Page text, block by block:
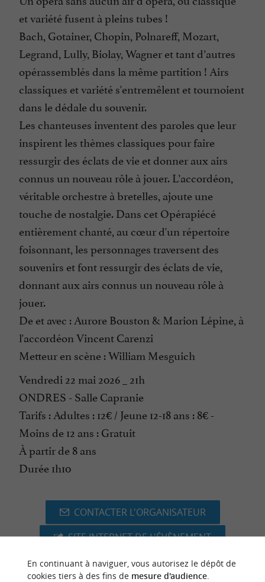
et variété fusent à pleins tubes !
Bach, Gotainer, Chopin, Polnareff, Mozart,
Legrand, Lully, Biolay, Wagner et tant d’autres
opérassemblés dans la même partition ! Airs
classiques et variété s'entremêlent et tournoient
dans le dédale du souvenir.
Les chanteuses inventent des paroles que leur
inspirent les thèmes classiques pour faire
ressurgir des éclats de vie et donner aux airs
connus un nouveau rôle à jouer. L’accordéon,
véritable orchestre à bretelles, ajoute une
touche de nostalgie. Dans cet Opérapiécé
entièrement chanté, au cœur d'un répertoire
foisonnant, les personnages traversent des
souvenirs et font ressurgir des éclats de vie,
donnant aux airs connus un nouveau rôle à
jouer.
De et avec : Aurore Bouston & Marion Lépine, à
l'accordéon Vincent Carenzi
Metteur en scène : William Mesguich
Vendredi 22 mai 2026 _ 21h
ONDRES - Salle Capranie
Tarifs : Adultes : 12€ / Jeune 12-18 ans : 8€ -
Moins de 12 ans : Gratuit
À partir de 8 ans
Durée 1h10
CONTACTER L'ORGANISATEUR
SITE INTERNET DE L'ÉVÈNEMENT
En continuant à naviguer, vous autorisez le dépôt de
cookies tiers à des fins de mesure d'audience.